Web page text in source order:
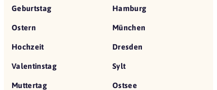
Geburtstag
Ostern
Hochzeit
Valentinstag
Muttertag
Hamburg
München
Dresden
Sylt
Ostsee